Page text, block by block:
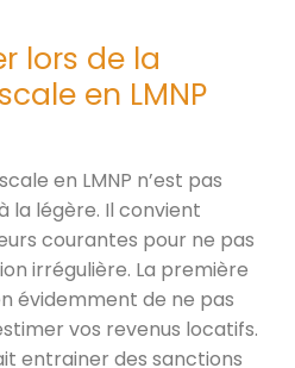
lors de la
en LMNP
en LMNP n’est pas
la légère. Il convient
courantes pour ne pas
irrégulière. La première
évidemment de ne pas
vos revenus locatifs.
entrainer des sanctions